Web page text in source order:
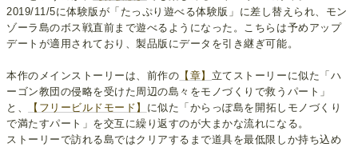
2019/11/5に体験版が「たっぷり遊べる体験版」に差し替えられ、モン
ゾーラ島のボス戦直前まで遊べるようになった。こちらは予めアップ
デートが適用されており、製品版にデータを引き継ぎ可能。
本作のメインストーリーは、前作の 【章】 立てストーリーに似た「ハ
ーゴン教団の侵略を受けた周辺の島々をモノづくりで救うパート」
と、
【フリービルドモード】 に似た「からっぽ島を開拓しモノづくり
で満たすパート」を交互に繰り返すのが大まかな流れになる。
ストーリーで訪れる島ではクリアするまで道具を最低限しか持ち込め